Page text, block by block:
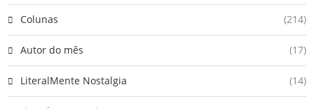
Colunas (214)
Autor do mês (17)
LiteralMente Nostalgia (14)